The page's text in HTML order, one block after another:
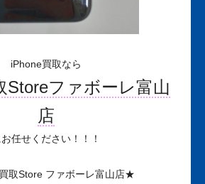
iPhone買取なら
Storeファボーレ富山
店
任せください！！！
取Store ファボーレ富山店★